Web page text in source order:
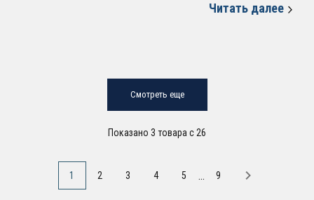
Читать далее
Смотреть еще
Показано 3 товара с 26
1 2 3 4 5 ... 9